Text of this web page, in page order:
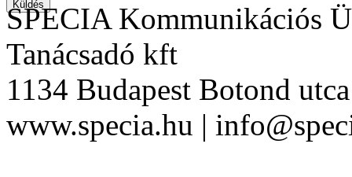
SPECIA Kommunikációs
Tanácsadó kft
1134 Budapest Botond
www.specia.hu |